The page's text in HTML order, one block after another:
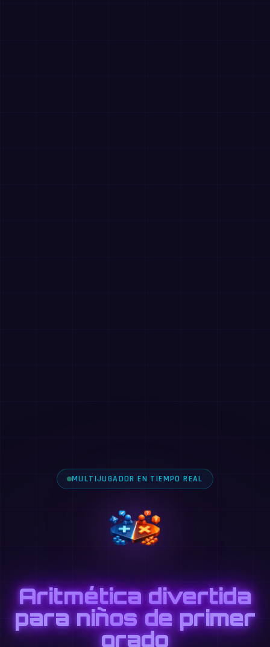
MULTIJUGADOR EN TIEMPO REAL
Aritmética divertida
para niños de primer
grado